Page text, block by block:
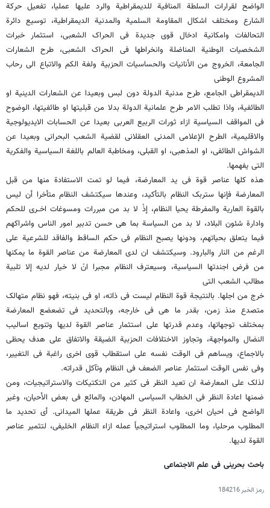
الواضح لقرارات السلطة المنافیة للدیمقراطیة والرد علیها عملیا، تفعیل حرکة
الشارع ومختلف اشکال المقاومة السلمیة والمدنیة الدیمقراطیة، توسیع دائرة
التحالفات وامکانیة ادخال قوى جدیدة فی الحراک الشعبی، استثمار خبرات
الشخصیات الوطنیة المناضلة وانخراطها فی الحراک الشعبی، طرح الشعارات
الجامعة، الخروج من الأنانیات والحساسیات الحزبیة ولغة الکم والاتباع الى رحاب
المشروع الوطنی
الدیمقراطی الجامع، طرح مدنیة الدولة دون لبس وبعیدا عن الشعارات الدینیة او
الطائفیة، واذا تطلب الامر طرح علمانیة الدولة بدلا من قبلیتها او طائفیتها، الوضوح
فی المواقف السیاسیة ازاء ثورات الربیع العربی بعیدا عن الحسابات الایدیولوجیة
والاقلیمیة، الطرح الإعلامی المدنی العقلانی لقضیة الشعب البحرانی وبعیدا عن
الشواش الطائفی، او المذهبی، او القبلی، ومخاطبة العالم باللغة السیاسیة والفکریة
التی یفهمها.
هذه کلها عناصر قوة فی ید المعارضة، فیما لو تمت الاستفادة منها من قبل
المعارضة فإنها ستربک النظام بالتأکید، وعندها سیکتشف النظام متأخرا أن لیس
بالقوة العاریة والمفرطة یحیا النظام، إذْ لا بد من مبررات ومسوغات اخــرى للحکم
وادارة شئون البلاد، لا بد من السیاسة بما هی حسن تدبیر امور الناس واشراکهم
فیما یتعلق بحیاتهم، ودونها یصبح النظام فی حکم الساقط والفاقد للشرعیة على
الرغم من النار والبارود. وسیکتشف ان لدى المعارضة من عناصر القوة ما یمکنها
من فرض اجندتها السیاسیة، وسیعترف النظام مجبرا انْ لا خیار لدیه إلا تلبیة
مطالب الشعب التی
خرج من اجلها. بالنتیجة قوة النظام لیست فی ذاته، او فی بنیته، فهو نظام متهالک
متصدع منذ زمن، بقدر ما هی فی خارجه، وبالتحدید فی تضعضع المعارضة
بمختلف توجهاتها، وعدم قدرتها على استثمار عناصر القوة لدیها وتنویع اسالیب
النضال والمواجهة، وتجاوز الاختلافات الحزبیة الضیقة والاتفاق على هدف یحظى
بالاجماع، ویساهم فی الوقت نفسه على استقطاب قوى اخرى راغبة فی التغییر،
وفی نفس الوقت استثمار عناصر الضعف فی النظام وتآکل قدراته.
لذلک على المعارضة ان تعید النظر فی کثیر من التکتیکات والاستراتیجیات، ومن
ضمنها اعادة النظر فی الخطاب السیاسی المهادن، والمائع فی بعض الأحیان، وغیر
الواضح فی احیان اخرى، واعادة النظر فی طریقة عملها المیدانی. أی تحدید ما
المطلوب مرحلیا، وما المطلوب استراتیجیاً عمله ازاء النظام الخلیفی، لتثمیر عناصر
القوة لدیها.
باحث بحرینی فی علم الاجتماعی
رمز الخبر184216